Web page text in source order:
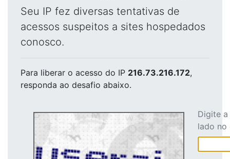
Seu IP fez diversas tentativas de
acessos suspeitos a sites hospedados
conosco.
Para liberar o acesso do IP 216.73.216.172,
responda ao desafio abaixo.
Digite
lado no